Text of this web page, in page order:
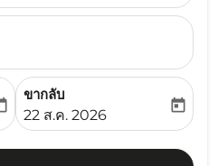
aria-label
ขากลับ
fc-booking-return-date-
22 ส.ค. 2026
today